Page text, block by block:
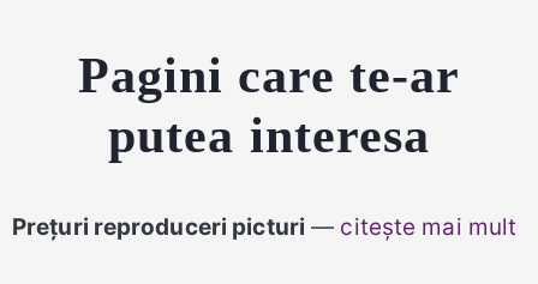
Pagini care te-ar
putea interesa
Prețuri reproduceri picturi — citește mai mult